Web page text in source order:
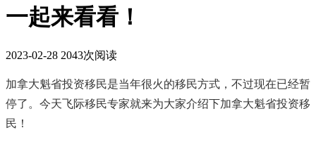
一起来看看！
2023-02-28 2043次阅读
加拿大魁省投资移民是当年很火的移民方式，不过现在已经暂
停了。今天飞际移民专家就来为大家介绍下加拿大魁省投资移
民！